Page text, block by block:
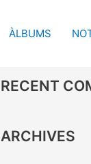
ÀLBUMS
RECENT
ARCHIVES